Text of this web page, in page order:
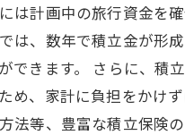
計画中の旅行資金を
、数年で積立金が形
きます。 さらに、積
、家計に負担をかけ
等、豊富な積立保険